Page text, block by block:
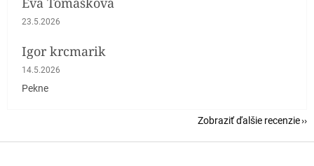
Hodnotenie obchodu je 5 z 5 hviezdičiek.
23.5.2026
Igor krcmarik
Hodnotenie obchodu je 5 z 5 hviezdičiek.
14.5.2026
Pekne
Zobraziť ďalšie recenzie
Z